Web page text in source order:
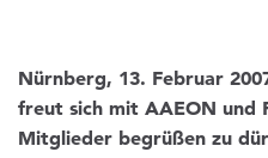
Nürnberg, 13. Februar
freut sich mit AAEON und
Mitglieder begrüßen zu